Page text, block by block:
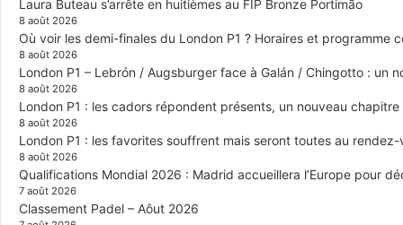
Laura Buteau s’arrête en huitièmes au FIP Bronze Portimão
8 août 2026
Où voir les demi-finales du London P1 ? Horaires et programme
8 août 2026
London P1 – Lebrón / Augsburger face à Galán / Chingotto : un
8 août 2026
London P1 : les cadors répondent présents, un nouveau
8 août 2026
London P1 : les favorites souffrent mais seront toutes au
8 août 2026
Qualifications Mondial 2026 : Madrid accueillera l’Europe pour
7 août 2026
Classement Padel – Aôut 2026